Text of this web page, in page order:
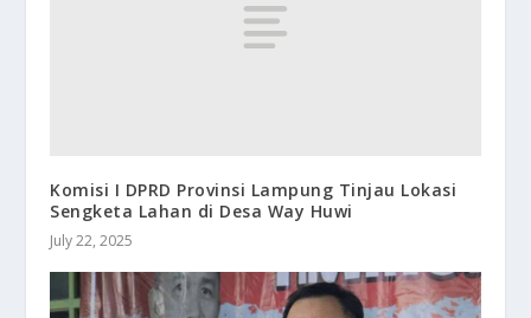
Komisi I DPRD Provinsi Lampung Tinjau Lokasi
Sengketa Lahan di Desa Way Huwi
July 22, 2025